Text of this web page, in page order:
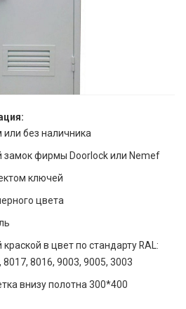
или без наличника
замок фирмы Doorlock или Nemef
ключей
цвета
в цвет по стандарту RAL:
8016, 9003, 9005, 3003
внизу полотна 300*400